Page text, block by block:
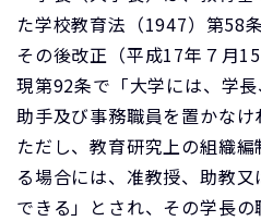
た学校教育法（1947）第58
その後改正（平成17年７月
現第92条で「大学には、学長
助手及び事務職員を置かなけ
ただし、教育研究上の組織
る場合には、准教授、助教
できる」とされ、その学長